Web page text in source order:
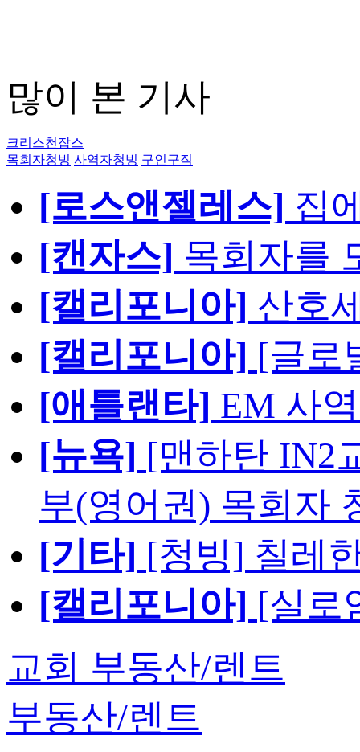
많이 본 기사
크리스천잡스
목회자청빙 사역자청빙 구인구직
[로스앤젤레스] 집
[캔자스] 목회자를
[캘리포니아] 산호
[캘리포니아] [글로
[애틀랜타] EM 사
[뉴욕] [맨하탄 IN2
부(영어권) 목회자
[기타] [청빙] 칠레
[캘리포니아] [실로
교회 부동산/렌트
부동산/렌트